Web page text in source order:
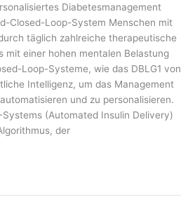
Diabetesmanagement
Closed-Loop-System Menschen mit
täglich zahlreiche therapeutische
mit einer hohen mentalen Belastung
Loop-Systeme, wie das DBLG1 von
Intelligenz, um das Management
und zu personalisieren.
(Automated Insulin Delivery)
der